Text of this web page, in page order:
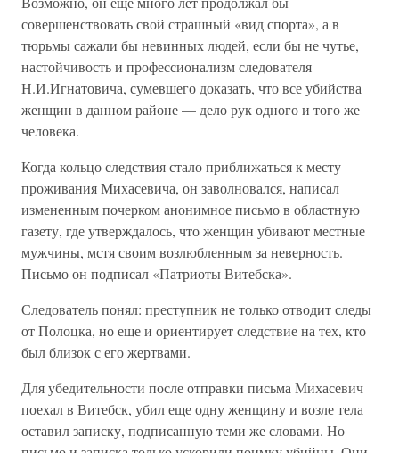
совершенствовать свой страшный «вид спорта», а в
тюрьмы сажали бы невинных людей, если бы не чутье,
настойчивость и профессионализм следователя
Н.И.Игнатовича, сумевшего доказать, что все убийства
женщин в данном районе — дело рук одного и того же
человека.
Когда кольцо следствия стало приближаться к месту
проживания Михасевича, он заволновался, написал
измененным почерком анонимное письмо в областную
газету, где утверждалось, что женщин убивают местные
мужчины, мстя своим возлюбленным за неверность.
Письмо он подписал «Патриоты Витебска».
Следователь понял: преступник не только отводит следы
от Полоцка, но еще и ориентирует следствие на тех, кто
был близок с его жертвами.
Для убедительности после отправки письма Михасевич
поехал в Витебск, убил еще одну женщину и возле тела
оставил записку, подписанную теми же словами. Но